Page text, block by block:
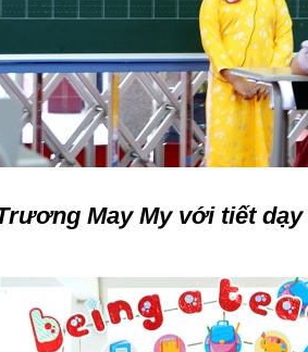
May My với tiết